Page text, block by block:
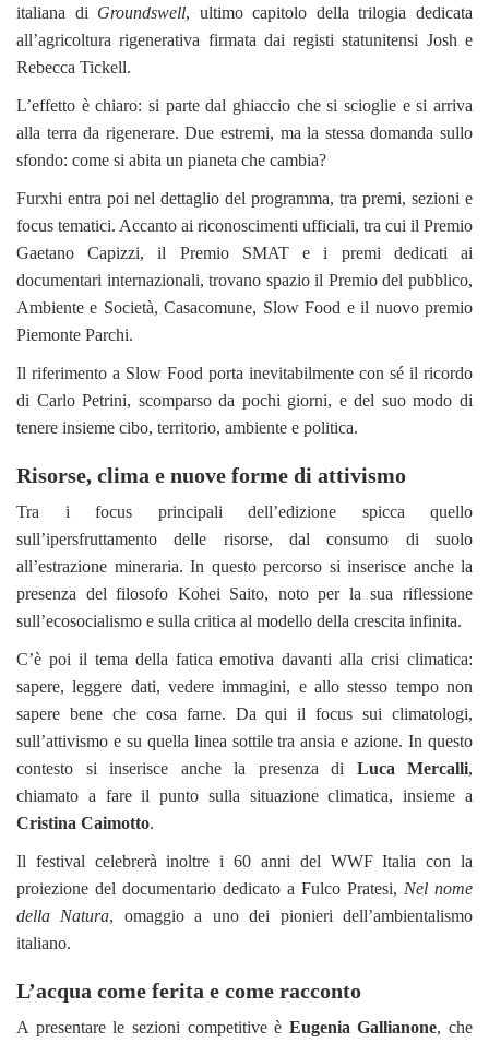
italiana di Groundswell, ultimo capitolo della trilogia dedicata
all’agricoltura rigenerativa firmata dai registi statunitensi Josh e
Rebecca Tickell.
L’effetto è chiaro: si parte dal ghiaccio che si scioglie e si arriva
alla terra da rigenerare. Due estremi, ma la stessa domanda sullo
sfondo: come si abita un pianeta che cambia?
Furxhi entra poi nel dettaglio del programma, tra premi, sezioni e
focus tematici. Accanto ai riconoscimenti ufficiali, tra cui il Premio
Gaetano Capizzi, il Premio SMAT e i premi dedicati ai
documentari internazionali, trovano spazio il Premio del pubblico,
Ambiente e Società, Casacomune, Slow Food e il nuovo premio
Piemonte Parchi.
Il riferimento a Slow Food porta inevitabilmente con sé il ricordo
di Carlo Petrini, scomparso da pochi giorni, e del suo modo di
tenere insieme cibo, territorio, ambiente e politica.
Risorse, clima e nuove forme di attivismo
Tra i focus principali dell’edizione spicca quello
sull’ipersfruttamento delle risorse, dal consumo di suolo
all’estrazione mineraria. In questo percorso si inserisce anche la
presenza del filosofo Kohei Saito, noto per la sua riflessione
sull’ecosocialismo e sulla critica al modello della crescita infinita.
C’è poi il tema della fatica emotiva davanti alla crisi climatica:
sapere, leggere dati, vedere immagini, e allo stesso tempo non
sapere bene che cosa farne. Da qui il focus sui climatologi,
sull’attivismo e su quella linea sottile tra ansia e azione. In questo
contesto si inserisce anche la presenza di Luca Mercalli,
chiamato a fare il punto sulla situazione climatica, insieme a
Cristina Caimotto.
Il festival celebrerà inoltre i 60 anni del WWF Italia con la
proiezione del documentario dedicato a Fulco Pratesi, Nel nome
della Natura, omaggio a uno dei pionieri dell’ambientalismo
italiano.
L’acqua come ferita e come racconto
A presentare le sezioni competitive è Eugenia Gallianone, che